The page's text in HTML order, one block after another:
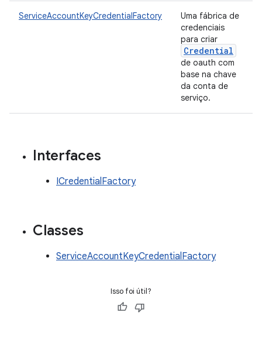
ServiceAccountKeyCredentialFactory
Uma fábrica de
credenciais
para criar
Credential
de oauth com
base na chave
da conta de
serviço.
Interfaces
ICredentialFactory
Classes
ServiceAccountKeyCredentialFactory
Isso foi útil?